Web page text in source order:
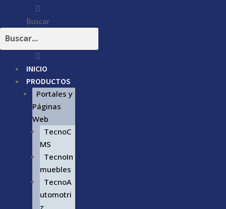
Buscar
INICIO
PRODUCTOS
Portales y
Páginas
Web
TecnoC
MS
TecnoIn
muebles
TecnoA
utomotri